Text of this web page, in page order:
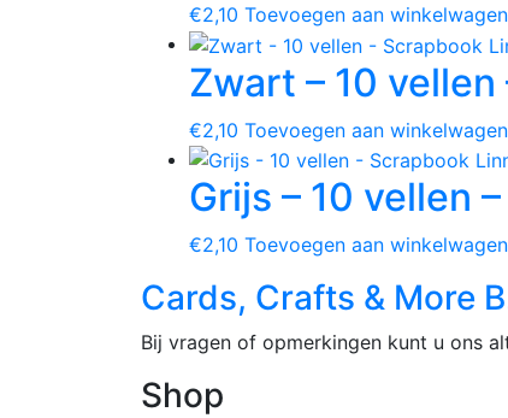
€2,10 Toevoegen aan winkelwagen
Zwart – 10
€2,10 Toevoegen aan winkelwagen
Grijs – 10 vellen
€2,10 Toevoegen aan winkelwagen
Cards, Crafts & More
Bij vragen of opmerkingen kunt u ons
Shop